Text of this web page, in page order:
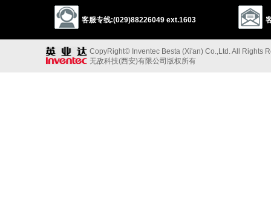
客服专线:(029)88226049 ext.1603
CopyRight© Inventec Besta (Xi'an) Co.,Ltd. All Rights
无敌科技(西安)有限公司版权所有